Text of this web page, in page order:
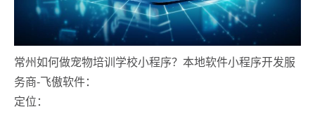
常州如何做宠物培训学校小程序？本地软件小程序开发服
务商-飞傲软件：
定位：